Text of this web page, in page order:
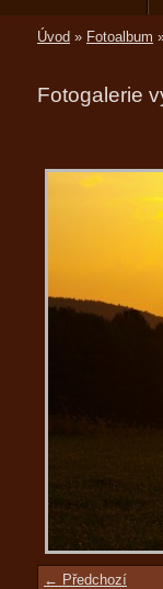
Úvod » Fotoalbum
Fotogalerie
← Předchozí